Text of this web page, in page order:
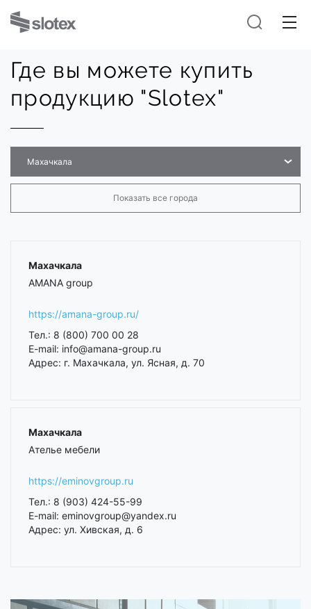
Где вы можете купить
продукцию "Slotex"
Махачкала
Показать все города
Махачкала
AMANA group
https://amana-group.ru/
Тел.: 8 (800) 700 00 28
E-mail: info@amana-group.ru
Адрес: г. Махачкала, ул. Ясная, д. 70
Махачкала
Ателье мебели
https://eminovgroup.ru
Тел.: 8 (903) 424-55-99
E-mail: eminovgroup@yandex.ru
Адрес: ул. Хивская, д. 6